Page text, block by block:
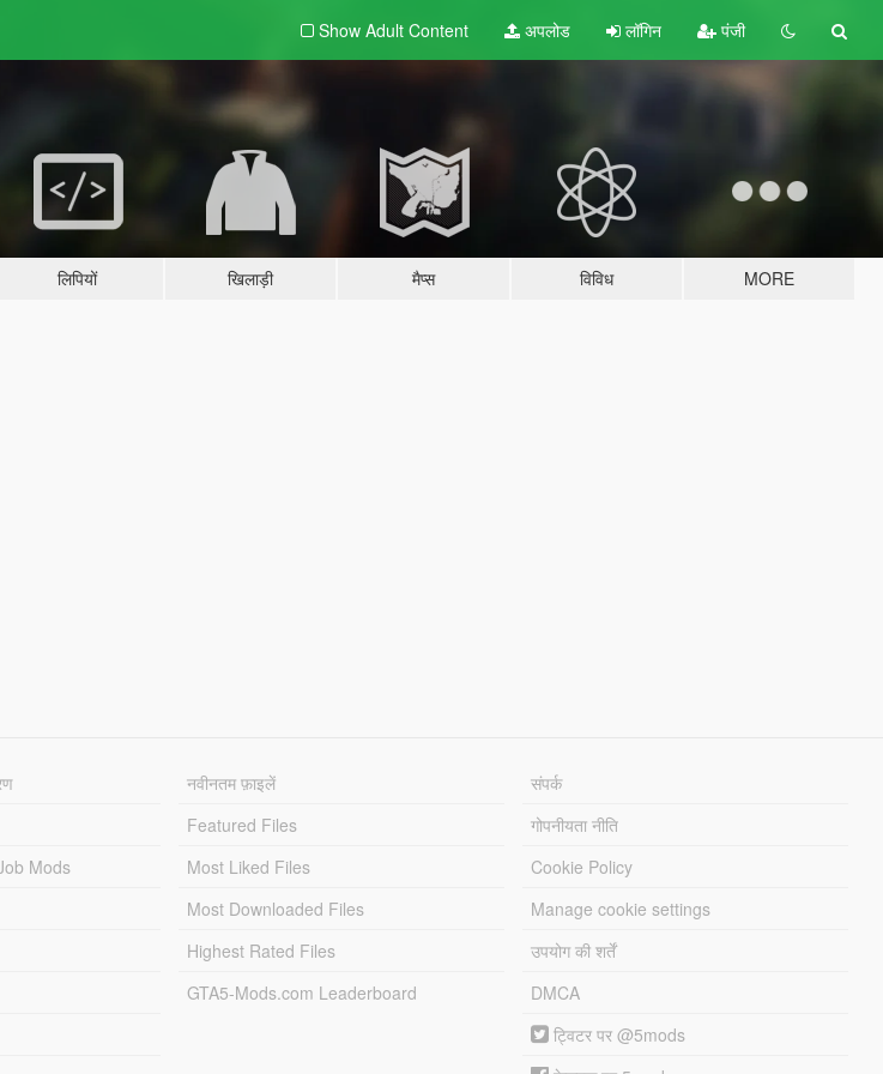
Show Adult Content अपलोड लॉगिन पंजी
लिपियों खिलाड़ी मैप्स विविध MORE
Mods
नवीनतम फ़ाइलें
Featured Files
Most Liked Files
Most Downloaded Files
Highest Rated Files
GTA5-Mods.com Leaderboard
संपर्क
गोपनीयता नीति
Cookie Policy
Manage cookie settings
उपयोग की शर्तें
DMCA
ट्विटर पर @5mods